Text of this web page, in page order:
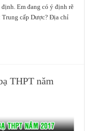
Em đang có ý định rẽ
Trung cấp Dược? Địa chỉ
THPT năm